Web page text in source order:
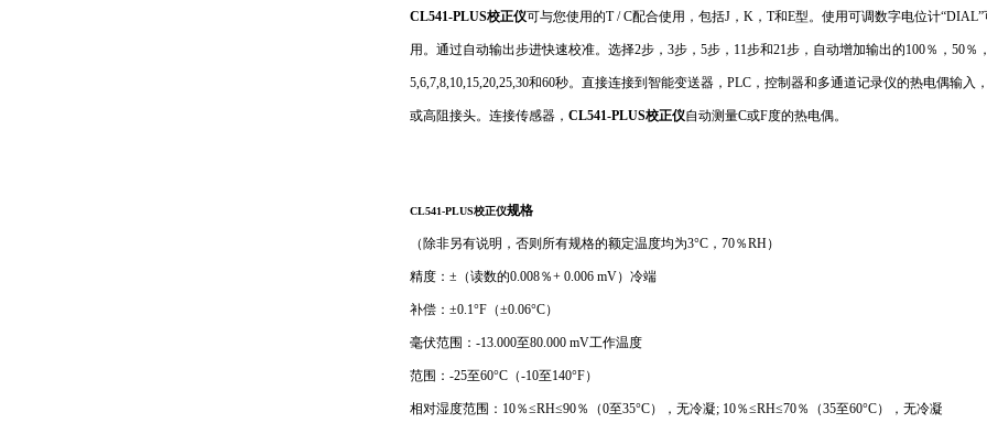
CL541-PLUS校正仪可与您使用的T / C配合使用，包括J，K，T和E型。使用可调数字电位计
用。通过自动输出步进快速校准。选择2步，3步，5步，11步和21步，自动增加输出的100％，50
5,6,7,8,10,15,20,25,30和60秒。直接连接到智能变送器，PLC，控制器和多通道记录仪的热电偶输
或高阻接头。连接传感器， CL541-PLUS校正仪自动测量C或F度的热电偶。
CL541-PLUS校正仪规格
（除非另有说明，否则所有规格的额定温度均为3°C，70％RH）
精度：±（读数的0.008％+ 0.006 mV）冷端
补偿：±0.1°F（±0.06°C）
毫伏范围：-13.000至80.000 mV工作温度
范围：-25至60°C（-10至140°F）
相对湿度范围：10％≤RH≤90％（0至35°C），无冷凝; 10％≤RH≤70％（35至60°C），无冷凝